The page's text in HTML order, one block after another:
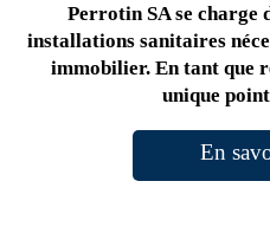
Perrotin SA se charge
installations sanitaires
immobilier. En tant que
unique
En